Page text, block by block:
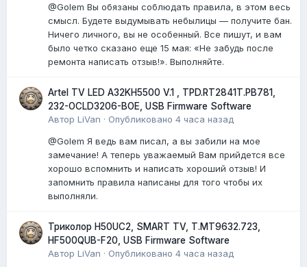
@Golem Вы обязаны соблюдать правила, в этом весь
смысл. Будете выдумывать небылицы — получите бан.
Ничего личного, вы не особенный. Все пишут, и вам
было четко сказано еще 15 мая: «Не забудь после
ремонта написать отзыв!». Выполняйте.
Artel TV LED A32KH5500 V.1 , TPD.RT2841T.PB781,
232-OCLD3206-BOE, USB Firmware Software
Автор LiVan · Опубликовано 4 часа назад
@Golem Я ведь вам писал, а вы забили на мое
замечание! А теперь уважаемый Вам прийдется все
хорошо вспомнить и написать хороший отзыв! И
запомнить правила написаны для того чтобы их
выполняли.
Триколор H50UC2, SMART TV, T.MT9632.723,
HF500QUB-F20, USB Firmware Software
Автор LiVan · Опубликовано 4 часа назад